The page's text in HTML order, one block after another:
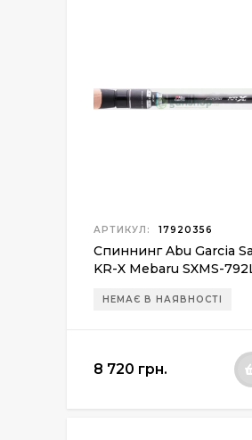
АРТИКУЛ: 17920356
Спиннинг Abu Garcia
KR-X Mebaru SXMS-
НЕМАЄ В НАЯВНОСТІ
8 720 грн.